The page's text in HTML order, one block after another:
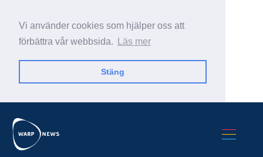
Vi använder cookies som hjälper oss att
förbättra vår webbsida.
Läs mer
Stäng